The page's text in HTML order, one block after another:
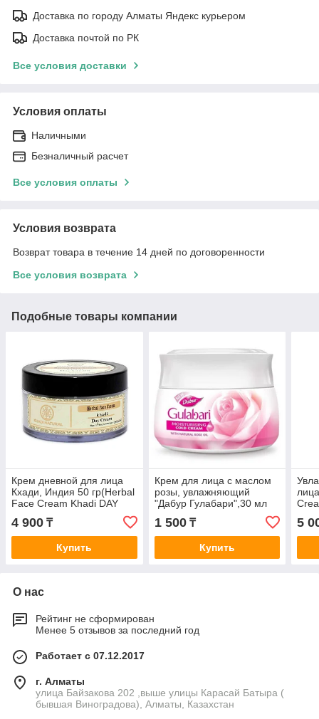
Доставка по городу Алматы Яндекс курьером
Доставка почтой по РК
Все условия доставки
Условия оплаты
Наличными
Безналичный расчет
Все условия оплаты
Условия возврата
Возврат товара в течение 14 дней по договоренности
Все условия возврата
Подобные товары компании
Крем дневной для лица
Кхади, Индия 50 гр(Herbal
Face Cream Khadi DAY
CREAM)
4 900 ₸
Купить
Крем для лица с маслом
розы, увлажняющий
"Дабур Гулабари",30 мл
(Dabur Gulabari Cream)
1 500₸
Купить
5
О нас
Рейтинг не сформирован
Менее 5 отзывов за последний год
Работает с 07.12.2017
г. Алматы
улица Байзакова 202 ,выше улицы Карасай Батыра (
бывшая Виноградова), Алматы, Казахстан